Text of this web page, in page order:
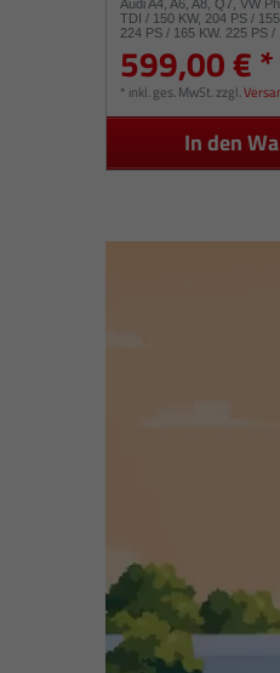
Audi A4, A6, A8, Q7, VW
TDI / 150 KW, 204 PS /
224 PS / 165 KW, 225 PS
599,00 € *
* inkl. ges. MwSt.zzgl.
In den